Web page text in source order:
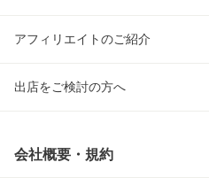
アフィリエイトのご紹介
出店をご検討の方へ
会社概要・規約